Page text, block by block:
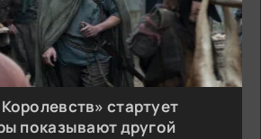
стартует
показывают другой